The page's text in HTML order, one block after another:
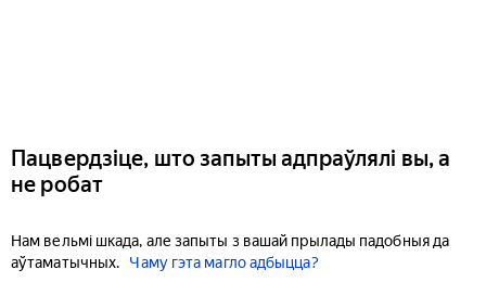
Пацвердзіце, што запыты адпраўлялі вы, а
не робат
Нам вельмі шкада, але запыты з вашай прылады падобныя да
аўтаматычных.
Чаму гэта магло адбыцца?